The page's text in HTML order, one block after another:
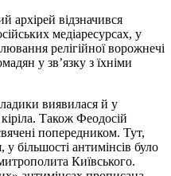
архірей відзначився
медіаресурсах, у
релігійної ворожнечі
у зв’язку з їхніми
виявилася й у
Також Феодосій
попередником. Тут,
більшості антимінсів було
Київського.